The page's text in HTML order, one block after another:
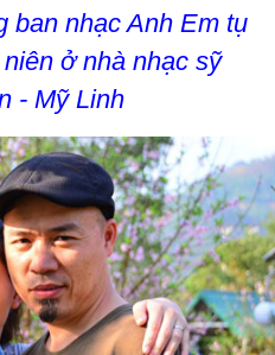
ban nhạc Anh Em tụ
ở nhà nhạc sỹ
- Mỹ Linh